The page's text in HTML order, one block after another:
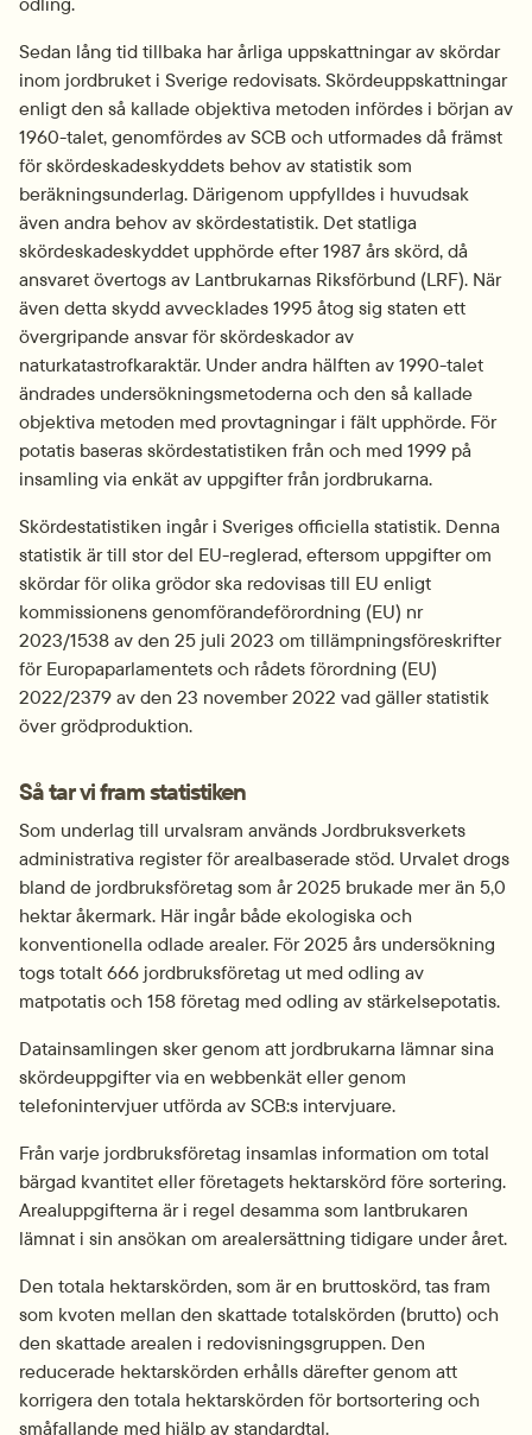
Sedan lång tid tillbaka har årliga uppskattningar av skördar
inom jordbruket i Sverige redovisats. Skördeuppskattningar
enligt den så kallade objektiva metoden infördes i början av
1960-talet, genomfördes av SCB och utformades då främst
för skördeskadeskyddets behov av statistik som
beräkningsunderlag. Därigenom uppfylldes i huvudsak
även andra behov av skördestatistik. Det statliga
skördeskadeskyddet upphörde efter 1987 års skörd, då
ansvaret övertogs av Lantbrukarnas Riksförbund (LRF). När
även detta skydd avvecklades 1995 åtog sig staten ett
övergripande ansvar för skördeskador av
naturkatastrofkaraktär. Under andra hälften av 1990-talet
ändrades undersökningsmetoderna och den så kallade
objektiva metoden med provtagningar i fält upphörde. För
potatis baseras skördestatistiken från och med 1999 på
insamling via enkät av uppgifter från jordbrukarna.
Skördestatistiken ingår i Sveriges officiella statistik. Denna
statistik är till stor del EU-reglerad, eftersom uppgifter om
skördar för olika grödor ska redovisas till EU enligt
kommissionens genomförandeförordning (EU) nr
2023/1538 av den 25 juli 2023 om tillämpningsföreskrifter
för Europaparlamentets och rådets förordning (EU)
2022/2379 av den 23 november 2022 vad gäller statistik
över grödproduktion.
Så tar vi fram statistiken
Som underlag till urvalsram används Jordbruksverkets
administrativa register för arealbaserade stöd. Urvalet drogs
bland de jordbruksföretag som år 2025 brukade mer än 5,0
hektar åkermark. Här ingår både ekologiska och
konventionella odlade arealer. För 2025 års undersökning
togs totalt 666 jordbruksföretag ut med odling av
matpotatis och 158 företag med odling av stärkelsepotatis.
Datainsamlingen sker genom att jordbrukarna lämnar sina
skördeuppgifter via en webbenkät eller genom
telefonintervjuer utförda av SCB:s intervjuare.
Från varje jordbruksföretag insamlas information om total
bärgad kvantitet eller företagets hektarskörd före sortering.
Arealuppgifterna är i regel desamma som lantbrukaren
lämnat i sin ansökan om arealersättning tidigare under året.
Den totala hektarskörden, som är en bruttoskörd, tas fram
som kvoten mellan den skattade totalskörden (brutto) och
den skattade arealen i redovisningsgruppen. Den
reducerade hektarskörden erhålls därefter genom att
korrigera den totala hektarskörden för bortsortering och
småfallande med hjälp av standardtal.